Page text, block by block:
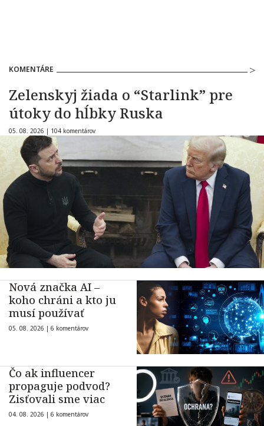
KOMENTÁRE
Zelenskyj žiada o “Starlink” pre
útoky do hĺbky Ruska
05. 08. 2026 | 104 komentárov
Nová značka AI –
koho chráni a kto ju
musí používať
05. 08. 2026 | 6 komentárov
Čo ak influencer
propaguje podvod?
Zisťovali sme viac
04. 08. 2026 | 6 komentárov